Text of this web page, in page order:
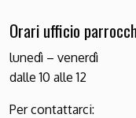
Orari ufficio
lunedì – venerdì
dalle 10 alle 12
Per contattarci: